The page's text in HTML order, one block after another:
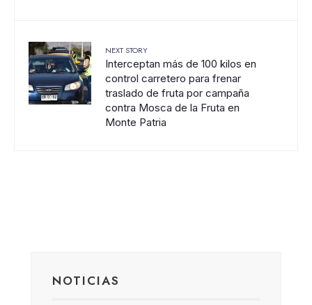
NEXT STORY
Interceptan más de 100 kilos en
control carretero para frenar
traslado de fruta por campaña
contra Mosca de la Fruta en
Monte Patria
NOTICIAS